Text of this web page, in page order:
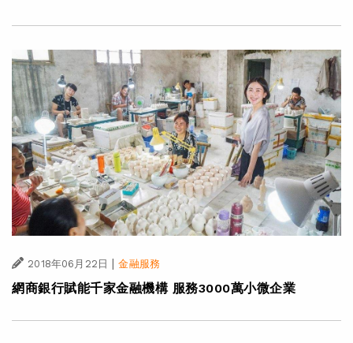
2018年06月22日 | 金融服務
網商銀行賦能千家金融機構 服務3000萬小微企業